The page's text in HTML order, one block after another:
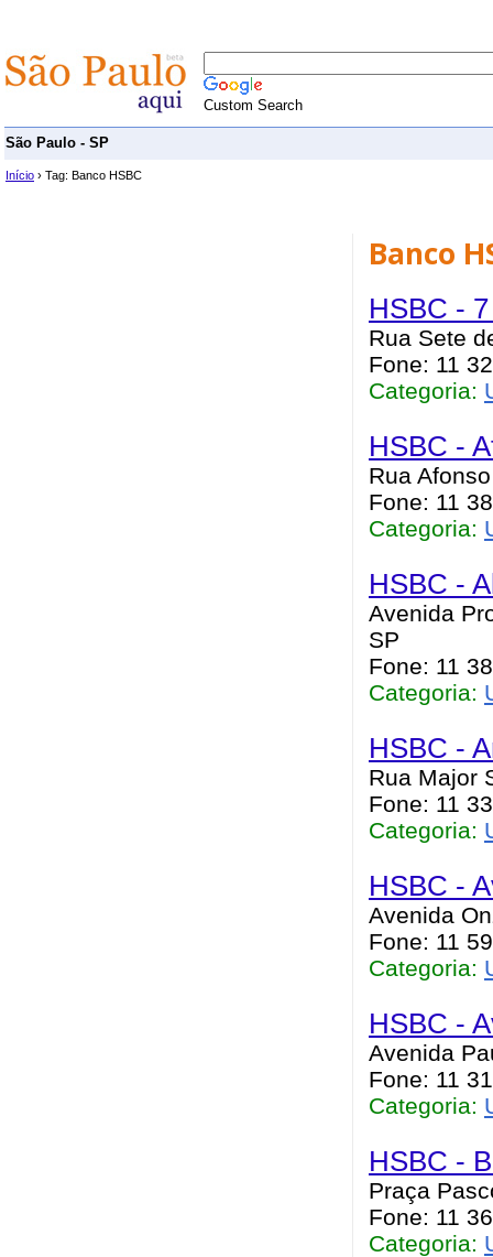
Custom Search
São Paulo - SP
Início › Tag: Banco HSBC
Banco
HSBC -
Rua Sete
Fone: 11
Categoria:
HSBC -
Rua
Fone: 11
Categoria:
HSBC -
Avenida
SP
Fone: 11
Categoria:
HSBC -
Rua Major
Fone: 11
Categoria:
HSBC -
Avenida
Fone: 11
Categoria:
HSBC -
Avenida
Fone: 11
Categoria:
HSBC -
Praça
Fone: 11
Categoria: